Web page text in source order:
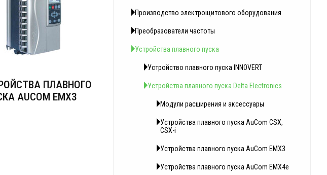
ПЛАВНОГО
AUCOM EMX3
Производство электрощитового оборудования
Преобразователи частоты
Устройства плавного пуска
Устройство плавного пуска INNOVERT
Устройства плавного пуска Delta Electronics
Модули расширения и аксессуары
Устройства плавного пуска AuCom CSX,
CSX-i
Устройства плавного пуска AuCom EMX3
Устройства плавного пуска AuCom EMX4e